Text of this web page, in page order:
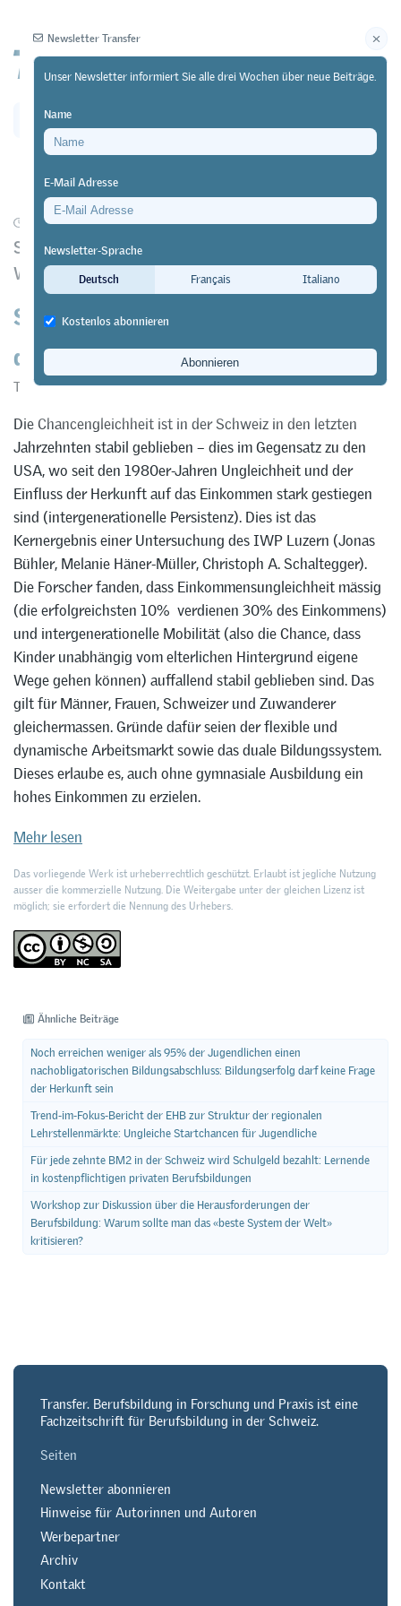
05/11/25 Forschung
Studie des Instituts für Schweizer
Wirtschaftspolitik (IWP) der Universität Luzern
Soziale Aufstiegschancen sind in
der Schweiz intakt
Transfer
Die Chancengleichheit ist in der Schweiz in den letzten
Jahrzehnten stabil geblieben – dies im Gegensatz zu den
USA, wo seit den 1980er-Jahren Ungleichheit und der
Einfluss der Herkunft auf das Einkommen stark gestiegen
sind (intergenerationelle Persistenz). Dies ist das
Kernergebnis einer Untersuchung des IWP Luzern (Jonas
Bühler, Melanie Häner-Müller, Christoph A. Schaltegger).
Die Forscher fanden, dass Einkommensungleichheit mässig
(die erfolgreichsten 10% verdienen 30% des Einkommens)
und intergenerationelle Mobilität (also die Chance, dass
Kinder unabhängig vom elterlichen Hintergrund eigene
Wege gehen können) auffallend stabil geblieben sind. Das
gilt für Männer, Frauen, Schweizer und Zuwanderer
gleichermassen. Gründe dafür seien der flexible und
dynamische Arbeitsmarkt sowie das duale Bildungssystem.
Dieses erlaube es, auch ohne gymnasiale Ausbildung ein
hohes Einkommen zu erzielen.
Mehr lesen
Das vorliegende Werk ist urheberrechtlich geschützt. Erlaubt ist jegliche Nutzung
ausser die kommerzielle Nutzung. Die Weitergabe unter der gleichen Lizenz ist
möglich; sie erfordert die Nennung des Urhebers.
Ähnliche Beiträge
Noch erreichen weniger als 95% der Jugendlichen einen
nachobligatorischen Bildungsabschluss: Bildungserfolg darf keine Frage
der Herkunft sein
Trend-im-Fokus-Bericht der EHB zur Struktur der regionalen
Lehrstellenmärkte: Ungleiche Startchancen für Jugendliche
Für jede zehnte BM2 in der Schweiz wird Schulgeld bezahlt: Lernende
in kostenpflichtigen privaten Berufsbildungen
Workshop zur Diskussion über die Herausforderungen der
Berufsbildung: Warum sollte man das «beste System der Welt»
kritisieren?
Newsletter Transfer
Unser Newsletter informiert Sie alle drei Wochen über neue Beiträge.
Name
E-Mail Adresse
Newsletter-Sprache
Deutsch
Français Italiano
Kostenlos abonnieren
Transfer. Berufsbildung in Forschung und Praxis ist eine
Fachzeitschrift für Berufsbildung in der Schweiz.
Seiten
Newsletter abonnieren
Hinweise für Autorinnen und Autoren
Werbepartner
Archiv
Kontakt